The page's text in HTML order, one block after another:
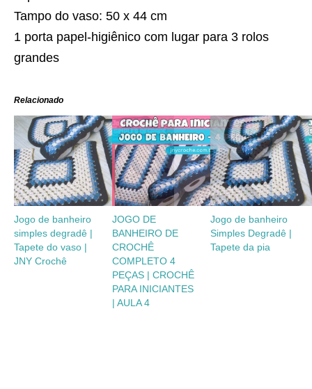
Tampo do vaso: 50 x 44 cm
1 porta papel-higiênico com lugar para 3 rolos
grandes
Relacionado
Jogo de banheiro
simples degradê |
Tapete do vaso |
JNY Crochê
JOGO DE
BANHEIRO DE
CROCHÊ
COMPLETO 4
PEÇAS | CROCHÊ
PARA INICIANTES
| AULA 4
Jogo de banheiro
Simples Degradê |
Tapete da pia